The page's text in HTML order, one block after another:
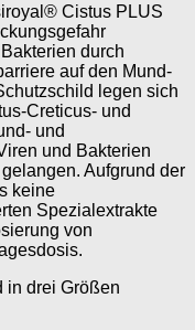
Cistus PLUS
durch
auf den Mund-
legen sich
Creticus- und
und
und Bakterien
Aufgrund der
keine
Spezialextrakte
von
in drei Größen